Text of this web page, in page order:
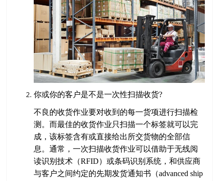
你或你的客户是不是一次性扫描收货?
不良的收货作业要对收到的每一货项进行扫描检
测。而最佳的收货作业只扫描一个标签就可以完
成，该标签含有或直接给出所交货物的全部信
息。通常，一次扫描收货作业可以借助于无线阅
读识别技术（RFID）或条码识别系统，和供应商
与客户之间约定的先期发货通知书（advanced ship